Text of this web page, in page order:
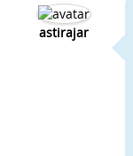
astirajar